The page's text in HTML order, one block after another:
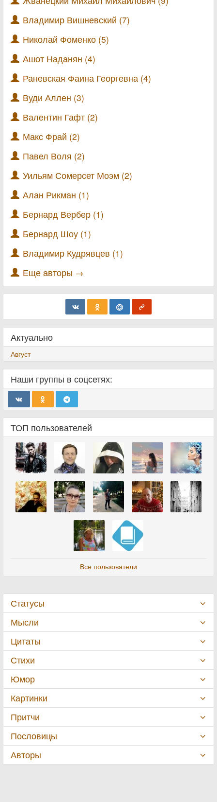
Владимир Вишневский (7)
Николай Фоменко (5)
Ашот Наданян (4)
Раневская Фаина Георгевна (4)
Вуди Аллен (3)
Валентин Гафт (2)
Макс Фрай (2)
Павел Воля (2)
Уильям Сомерсет Моэм (2)
Алан Рикман (1)
Бернард Вербер (1)
Бернард Шоу (1)
Владимир Кудрявцев (1)
Еще авторы →
Актуально
Август
Наши группы в соцсетях:
ТОП пользователей
Все пользователи
Статусы
Мысли
Цитаты
Стихи
Юмор
Картинки
Притчи
Пословицы
Авторы